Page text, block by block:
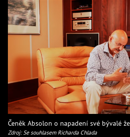
Čeněk Absolon o napadení své bývalé
Zdroj: Se souhlasem Richarda Chlada